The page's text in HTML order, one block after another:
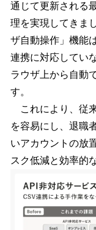
通じて更新される
理を実現してきま
ザ自動操作」機能
連携に対応してい
ラウザ上から自動
す。
これにより、従
を容易にし、退職
いアカウントの放
スク低減と効率的